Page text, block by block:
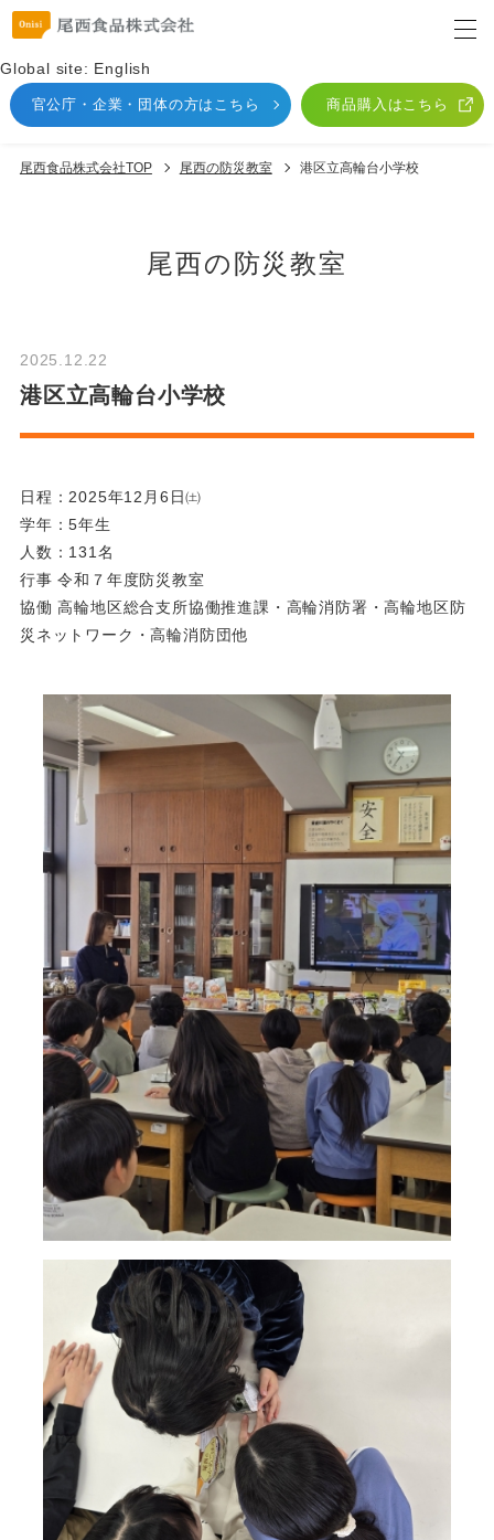
Global site: English
官公庁・企業・団体の方はこちら 商品購入はこちら
尾西食品株式会社TOP 尾⻄の防災教室 港区⽴⾼輪台⼩学校
尾⻄の防災教室
2025.12.22
港区⽴⾼輪台⼩学校
日程：2025年12月6日㈯
学年：5年生
人数：131名
行事 令和７年度防災教室
協働 高輪地区総合支所協働推進課・高輪消防署・高輪地区防
災ネットワーク・高輪消防団他